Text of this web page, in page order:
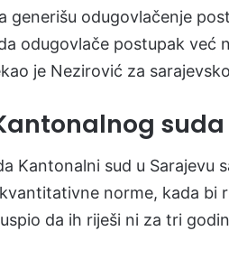
generišu odugovlačenje
odugovlače postupak već
je Nezirović za
suda
Kantonalni sud u Sarajevu
norme, kada bi
da ih riješi ni za tri